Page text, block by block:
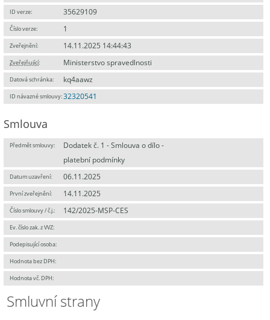
ID verze: 35629109
Číslo verze: 1
Zveřejnění: 14.11.2025 14:44:43
Zveřejňující: Ministerstvo spravedlnosti
Datová schránka: kq4aawz
ID návazné smlouvy:32320541
Smlouva
Předmět smlouvy:
Dodatek č. 1 - Smlouva o dílo -
platební podmínky
Datum uzavření: 06.11.2025
První zveřejnění: 14.11.2025
Číslo smlouvy / č.j.: 142/2025-MSP-CES
Ev. číslo zak. z VVZ:
Podepisující osoba:
Hodnota bez DPH:
Hodnota vč. DPH:
Smluvní strany